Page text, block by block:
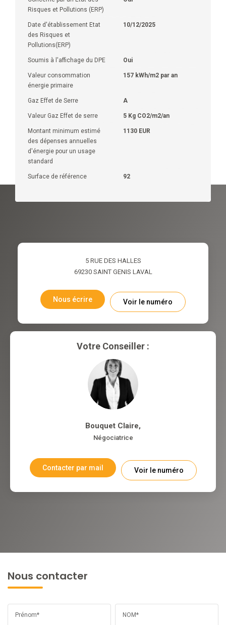
Risques et Pollutions (ERP)
Date d'établissement Etat
des Risques et
Pollutions(ERP)
10/12/2025
Soumis à l'affichage du DPE Oui
Valeur consommation
énergie primaire
157 kWh/m2 par an
Gaz Effet de Serre A
Valeur Gaz Effet de serre 5 Kg CO2/m2/an
Montant minimum estimé
des dépenses annuelles
d'énergie pour un usage
standard
1130 EUR
Surface de référence 92
5 RUE DES HALLES
69230 SAINT GENIS LAVAL
Nous écrire Voir le numéro
Votre Conseiller :
Bouquet Claire,
Négociatrice
Contacter par mail Voir le numéro
Nous contacter
Prénom* NOM*